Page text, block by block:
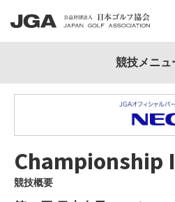
Championship
競技概要
競技メニュ